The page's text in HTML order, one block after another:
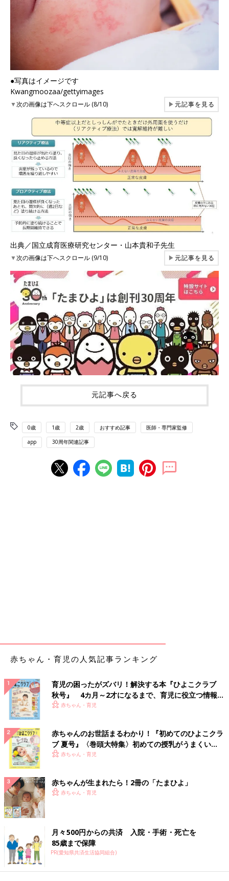
●写真はイメージです
Kwangmoozaa/gettyimages
▼次の画像は下へスクロール (8/10) ▶元記事を見る
出典／国立成育医療研究センター・山本貴和子先生
▼次の画像は下へスクロール (9/10) ▶元記事を見る
元記事へ戻る
0歳 1歳 2歳 おすすめ記事 医師・専門家監修
app 30周年関連記事
赤ちゃん・育児の人気記事ランキング
育児の困ったがズバリ！解決する本『ひよこクラブ
秋号』 4カ月～2才になるまで、育児に役立つ情報が
いっぱい！
赤ちゃん・育児
赤ちゃんのお世話まるわかり！『初めてのひよこクラ
ブ 夏号』〈巻頭大特集〉初めての授乳がうまくい
く！ おっぱい・ミルクの基本と夏のトラブル 解決テ
赤ちゃん・育児
赤ちゃんが生まれたら！2冊の「たまひよ」
赤ちゃん・育児
月々500円からの共済 入院・手術・死亡を
85歳まで保障
PR(愛知県共済生活協同組合)